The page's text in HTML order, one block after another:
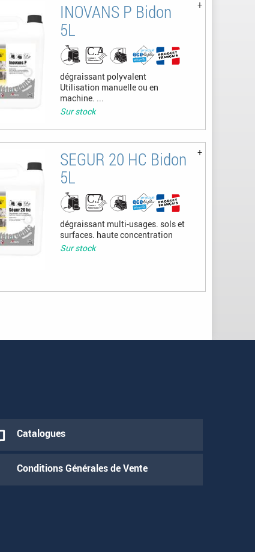
INOVANS P Bidon
5L
dégraissant polyvalent
Utilisation manuelle ou en
machine. ...
Sur stock
SEGUR 20 HC Bidon
5L
dégraissant multi-usages. sols et
surfaces. haute concentration
Sur stock
Catalogues
Conditions Générales de Vente